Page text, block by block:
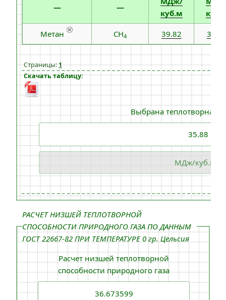
— —
куб.м
Метан CH4 39.82
Страницы:1
Скачать таблицу:
Выбрана теплотворная
РАСЧЕТ НИЗШЕЙ ТЕПЛОТВОРНОЙ
СПОСОБНОСТИ ПРИРОДНОГО ГАЗА ПО ДАННЫМ
ГОСТ 22667-82 ПРИ ТЕМПЕРАТУРЕ 0 гр. Цельсия
Расчет низшей теплотворной
способности природного газа